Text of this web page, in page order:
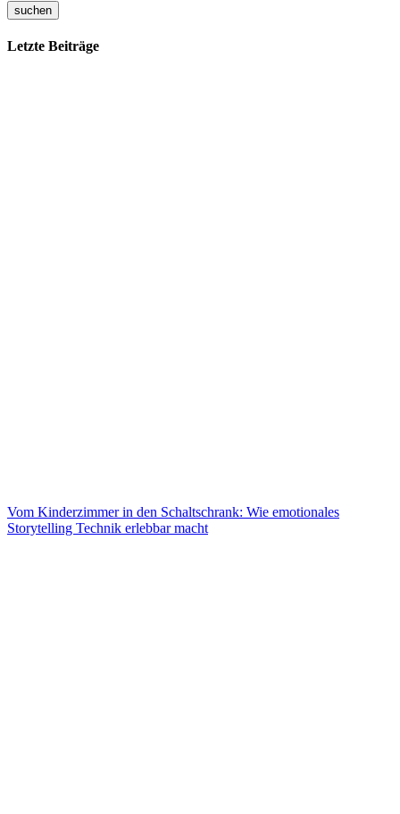
suchen
Letzte Beiträge
Vom Kinderzimmer in den Schaltschrank: Wie emotionales
Storytelling Technik erlebbar macht